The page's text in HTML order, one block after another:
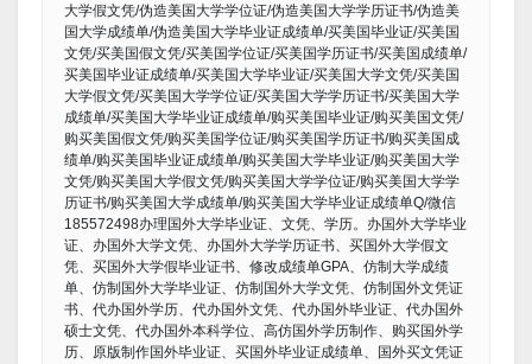
大学假文凭/伪造美国大学学位证/伪造美国大学学历证书/伪造美
国大学成绩单/伪造美国大学毕业证成绩单/买美国毕业证/买美国
文凭/买美国假文凭/买美国学位证/买美国学历证书/买美国成绩单/
买美国毕业证成绩单/买美国大学毕业证/买美国大学文凭/买美国
大学假文凭/买美国大学学位证/买美国大学学历证书/买美国大学
成绩单/买美国大学毕业证成绩单/购买美国毕业证/购买美国文凭/
购买美国假文凭/购买美国学位证/购买美国学历证书/购买美国成
绩单/购买美国毕业证成绩单/购买美国大学毕业证/购买美国大学
文凭/购买美国大学假文凭/购买美国大学学位证/购买美国大学学
历证书/购买美国大学成绩单/购买美国大学毕业证成绩单Q/微信
185572498办理国外大学毕业证、文凭、学历。办国外大学毕业
证、办国外大学文凭、办国外大学学历证书、买国外大学假文
凭、买国外大学假毕业证书、修改成绩单GPA、仿制大学成绩
单、仿制国外大学毕业证、仿制国外大学文凭、仿制国外文凭证
书、代办国外学历、代办国外文凭、代办国外毕业证、代办国外
硕士文凭、代办国外本科学位、高仿国外学历制作、购买国外学
历、原版制作国外毕业证、买国外毕业证成绩单、国外买文凭证